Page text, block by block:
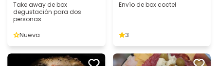
Take away de box
degustación para dos
personas
Nueva
Envío de box coctel
3